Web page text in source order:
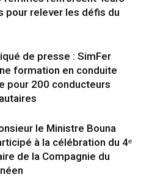
pour relever les défis du
de presse : SimFer
formation en conduite
pour 200 conducteurs
le Ministre Bouna
à la célébration du 4ᵉ
de la Compagnie du